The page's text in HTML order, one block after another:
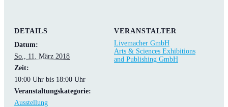
DETAILS
Datum:
So., 11. März 2018
Zeit:
10:00 Uhr bis 18:00 Uhr
Veranstaltungskategorie:
Ausstellung
VERANSTALTER
Livemacher GmbH
Arts & Sciences Exhibitions
and Publishing GmbH